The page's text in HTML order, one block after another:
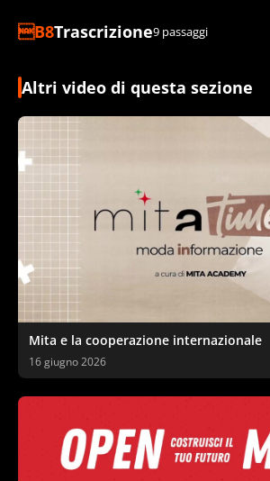
Trascrizione9 passaggi
Altri video di questa sezione
Mita e la cooperazione internazionale
16 giugno 2026